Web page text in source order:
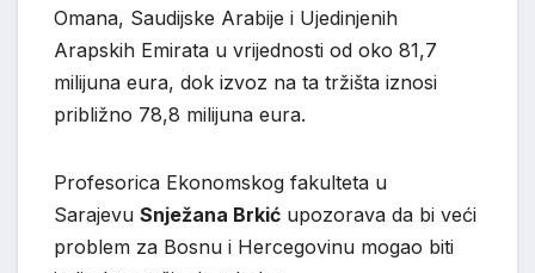
Omana, Saudijske Arabije i Ujedinjenih
Arapskih Emirata u vrijednosti od oko 81,7
milijuna eura, dok izvoz na ta tržišta iznosi
približno 78,8 milijuna eura.
Profesorica Ekonomskog fakulteta u
Sarajevu Snježana Brkić upozorava da bi veći
problem za Bosnu i Hercegovinu mogao biti